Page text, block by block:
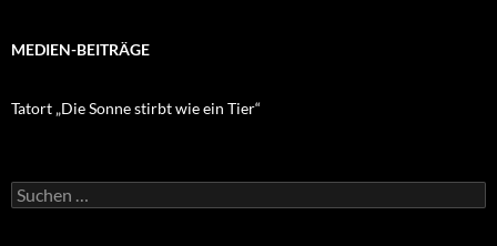
MEDIEN-BEITRÄGE
Tatort „Die Sonne stirbt wie ein Tier“
Suchen
nach: